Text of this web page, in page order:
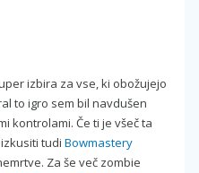
izbira za vse, ki obožujejo
to igro sem bil navdušen
kontrolami. Če ti je všeč ta
tudi Bowmastery
Za še več zombie